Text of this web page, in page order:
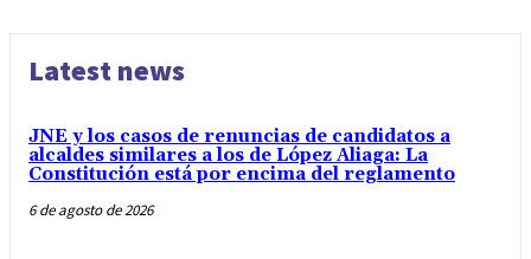
Latest news
JNE y los casos de renuncias de candidatos a
alcaldes similares a los de López Aliaga: La
Constitución está por encima del reglamento
6 de agosto de 2026